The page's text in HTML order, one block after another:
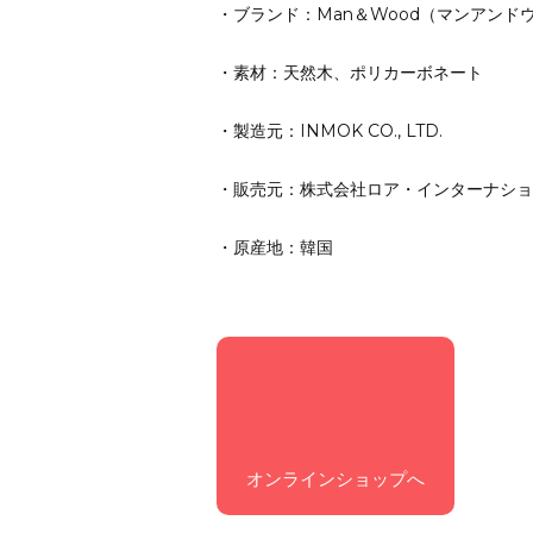
・ブランド：Man＆Wood（マンアンドウ
・素材：天然木、ポリカーボネート
・製造元：INMOK CO., LTD.
・販売元：株式会社ロア・インターナ
・原産地：韓国
オンラインショップへ